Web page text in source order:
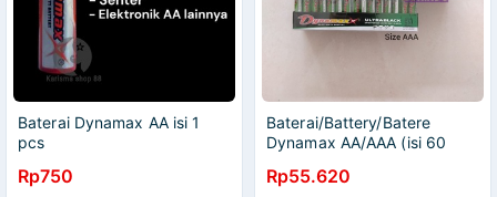
Baterai Dynamax AA isi 1
pcs
Rp750
Baterai/Battery/Batere
Dynamax AA/AAA (isi 60
Rp55.620